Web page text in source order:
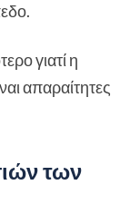
γιατί η
απαραίτητες
των